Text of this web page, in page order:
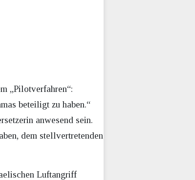
„Pilotverfahren“:
beteiligt zu haben.“
anwesend sein.
dem stellvertretenden
Luftangriff